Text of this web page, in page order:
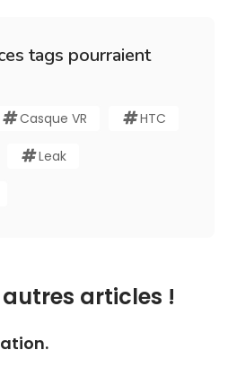
tags pourraient
Casque VR HTC
Leak
autres articles !